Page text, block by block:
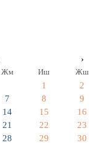
›
Жм Иш Жш
1
2
7 8
9
14 15
16
21 22
23
28 29
30